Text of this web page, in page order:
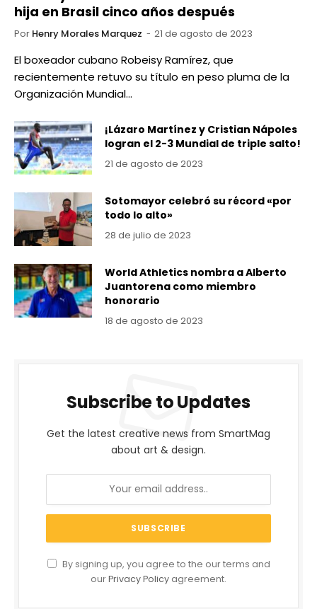
hija en Brasil cinco años después
Por Henry Morales Marquez 21 de agosto de 2023
El boxeador cubano Robeisy Ramírez, que
recientemente retuvo su título en peso pluma de la
Organización Mundial…
¡Lázaro Martínez y Cristian Nápoles
logran el 2-3 Mundial de triple salto!
21 de agosto de 2023
Sotomayor celebró su récord «por
todo lo alto»
28 de julio de 2023
World Athletics nombra a Alberto
Juantorena como miembro
honorario
18 de agosto de 2023
Subscribe to Updates
Get the latest creative news from SmartMag
about art & design.
By signing up, you agree to the our terms and
ourPrivacy Policy agreement.